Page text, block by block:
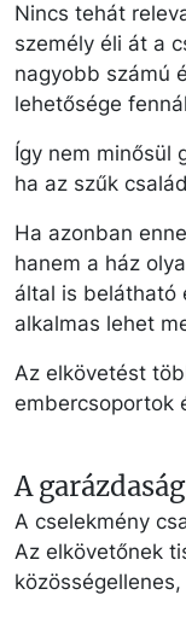
Nincs tehát
személy éli át a
nagyobb számú
lehetősége
Így nem minősül
ha az szűk
Ha azonban
hanem a ház
által is belátható
alkalmas lehet
Az elkövetést
embercsoportok
A
A cselekmény
Az elkövetőnek